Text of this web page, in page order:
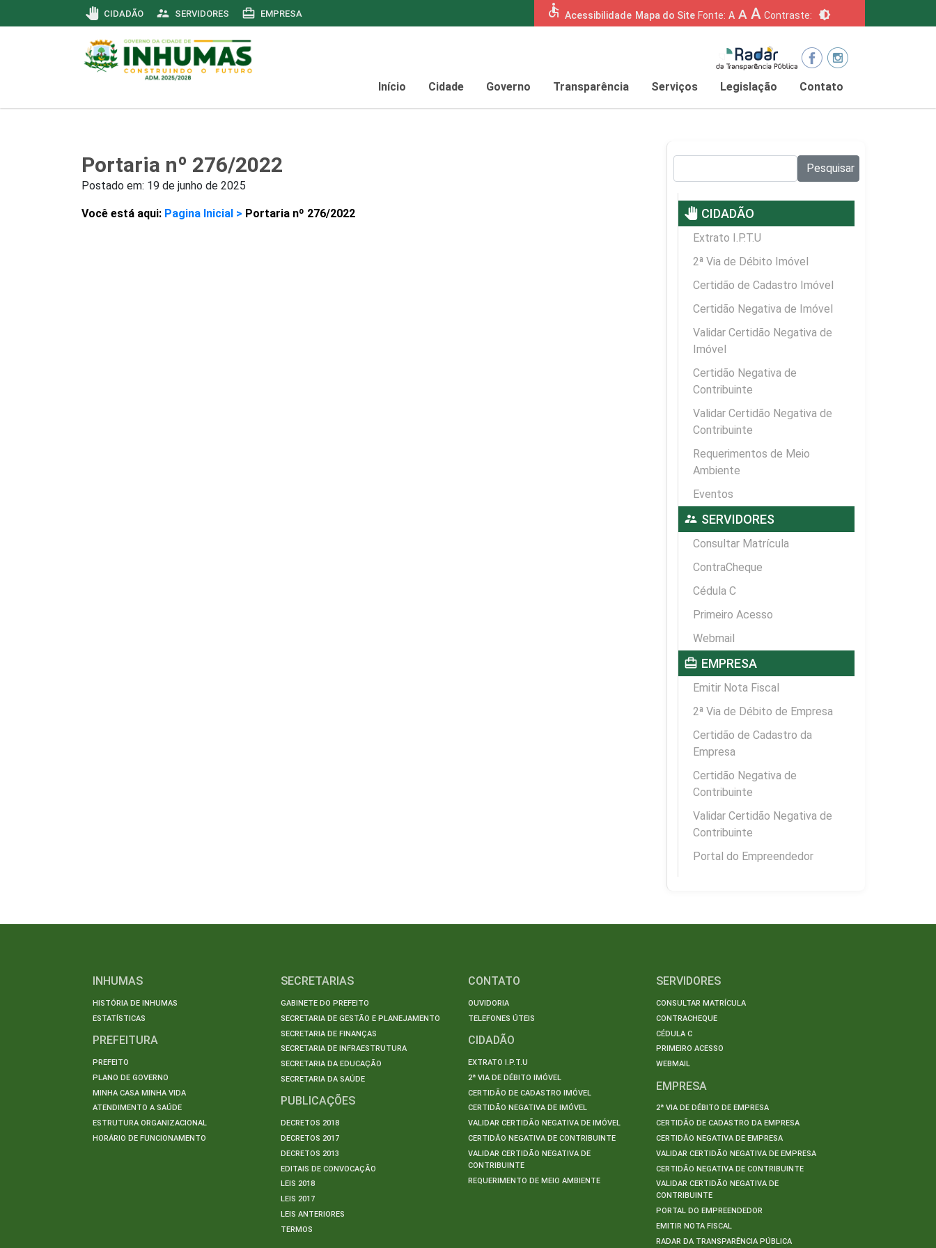
pan_tool CIDADÃO supervisor_account SERVIDORES card_travel EMPRESA accessible Acessibilidade Mapa do Site Fonte: A A A Contraste: brightness_6
Início Cidade Governo Transparência Serviços Legislação Contato
Portaria nº 276/2022
Postado em: 19 de junho de 2025
Você está aqui: Pagina Inicial > Portaria nº 276/2022
Pesquisar
pan_tool CIDADÃO
Extrato I.P.T.U
2ª Via de Débito Imóvel
Certidão de Cadastro Imóvel
Certidão Negativa de Imóvel
Validar Certidão Negativa de
Imóvel
Certidão Negativa de
Contribuinte
Validar Certidão Negativa de
Contribuinte
Requerimentos de Meio
Ambiente
Eventos
supervisor_account SERVIDORES
Consultar Matrícula
ContraCheque
Cédula C
Primeiro Acesso
Webmail
card_travel EMPRESA
Emitir Nota Fiscal
2ª Via de Débito de Empresa
Certidão de Cadastro da
Empresa
Certidão Negativa de
Contribuinte
Validar Certidão Negativa de
Contribuinte
Portal do Empreendedor
INHUMAS
HISTÓRIA DE INHUMAS
ESTATÍSTICAS
PREFEITURA
PREFEITO
PLANO DE GOVERNO
MINHA CASA MINHA VIDA
ATENDIMENTO A SAÚDE
ESTRUTURA ORGANIZACIONAL
HORÁRIO DE FUNCIONAMENTO
SECRETARIAS
GABINETE DO PREFEITO
SECRETARIA DE GESTÃO E PLANEJAMENTO
SECRETARIA DE FINANÇAS
SECRETARIA DE INFRAESTRUTURA
SECRETARIA DA EDUCAÇÃO
SECRETARIA DA SAÚDE
PUBLICAÇÕES
DECRETOS 2018
DECRETOS 2017
DECRETOS 2013
EDITAIS DE CONVOCAÇÃO
LEIS 2018
LEIS 2017
LEIS ANTERIORES
TERMOS
CONTATO
OUVIDORIA
TELEFONES ÚTEIS
CIDADÃO
EXTRATO I.P.T.U
2ª VIA DE DÉBITO IMÓVEL
CERTIDÃO DE CADASTRO IMÓVEL
CERTIDÃO NEGATIVA DE IMÓVEL
VALIDAR CERTIDÃO NEGATIVA DE IMÓVEL
CERTIDÃO NEGATIVA DE CONTRIBUINTE
VALIDAR CERTIDÃO NEGATIVA DE
CONTRIBUINTE
REQUERIMENTO DE MEIO AMBIENTE
SERVIDORES
CONSULTAR MATRÍCULA
CONTRACHEQUE
CÉDULA C
PRIMEIRO ACESSO
WEBMAIL
EMPRESA
2ª VIA DE DÉBITO DE EMPRESA
CERTIDÃO DE CADASTRO DA EMPRESA
CERTIDÃO NEGATIVA DE EMPRESA
VALIDAR CERTIDÃO NEGATIVA DE EMPRESA
CERTIDÃO NEGATIVA DE CONTRIBUINTE
VALIDAR CERTIDÃO NEGATIVA DE
CONTRIBUINTE
PORTAL DO EMPREENDEDOR
EMITIR NOTA FISCAL
RADAR DA TRANSPARÊNCIA PÚBLICA